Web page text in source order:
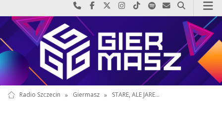
Najlepiej po prostu do nas zadzwoń
Odwiedź nas na Facebook-u
Odwiedź nas na X
Odwiedź nas na Instagram-ie
Odwiedź nas na TikTok-u
Szukaj nas na Spotify
Wyślij do nas
Szukaj
Radio Szczecin » Giermasz » STARE, ALE JARE...